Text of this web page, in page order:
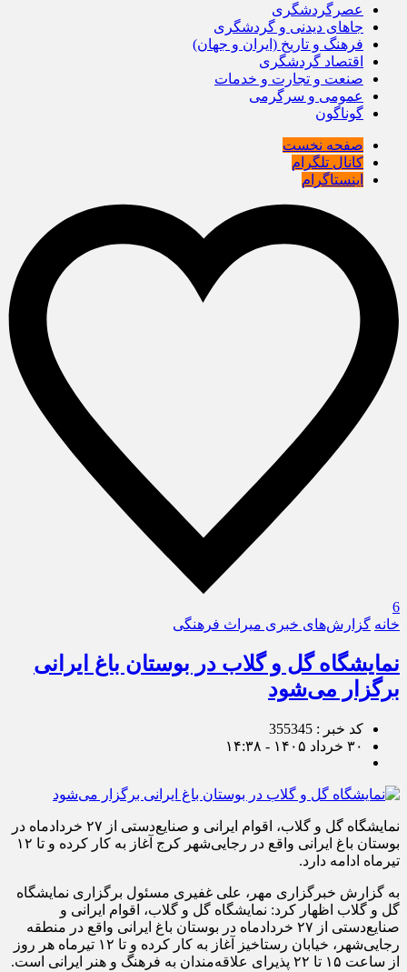
عصرگردشگری
جاهای دیدنی و گردشگری
فرهنگ و تاریخ (ایران و جهان)
اقتصاد گردشگری
صنعت و تجارت و خدمات
عمومی و سرگرمی
گوناگون
صفحه نخست
کانال تلگرام
اینستاگرام
6
خانه گزارش‌های خبری میراث فرهنگی
نمایشگاه گل و گلاب در بوستان باغ ایرانی
برگزار می‌شود
کد خبر : 355345
۳۰ خرداد ۱۴۰۵ - ۱۴:۳۸
نمایشگاه گل و گلاب، اقوام ایرانی و صنایع‌دستی از ۲۷ خردادماه در
بوستان باغ ایرانی واقع در رجایی‌شهر کرج آغاز به کار کرده و تا ۱۲
تیرماه ادامه دارد.
به گزارش خبرگزاری مهر، علی غفیری مسئول برگزاری نمایشگاه
گل و گلاب اظهار کرد: نمایشگاه گل و گلاب، اقوام ایرانی و
صنایع‌دستی از ۲۷ خردادماه در بوستان باغ ایرانی واقع در منطقه
رجایی‌شهر، خیابان رستاخیز آغاز به کار کرده و تا ۱۲ تیرماه هر روز
از ساعت ۱۵ تا ۲۲ پذیرای علاقه‌مندان به فرهنگ و هنر ایرانی است.